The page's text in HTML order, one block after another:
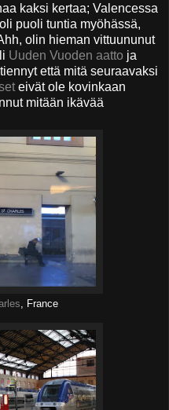
kaksi kertaa; Valencessa
puoli tuntia myöhässä,
olin hieman vittuununut
Uuden Vuoden aatto ja
että mitä seuraavaksi
eivät ole kovinkaan
mitään ikävää
, France